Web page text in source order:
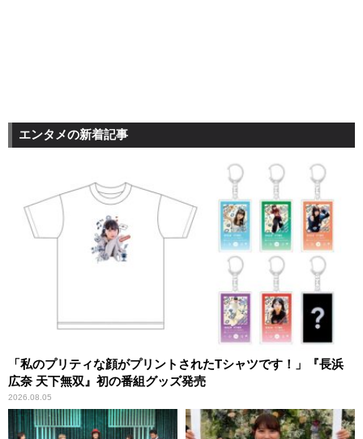
エンタメの新着記事
「私のプリティな顔がプリントされたTシャツです！」『長浜
広奈 天下無双』初の番組グッズ発売
2026.08.05